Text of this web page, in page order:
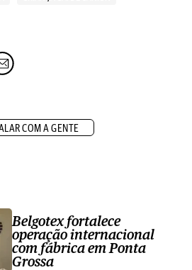
COM A GENTE
Belgotex fortalece
operação internacional
com fábrica em Ponta
Grossa